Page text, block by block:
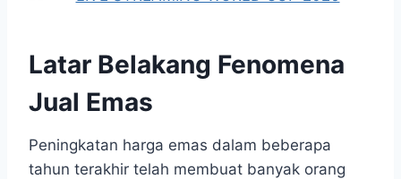
Latar Belakang Fenomena
Jual Emas
Peningkatan harga emas dalam beberapa
tahun terakhir telah membuat banyak orang